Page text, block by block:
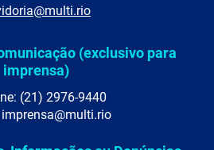
(exclusivo para
imprensa)
(21) 2976-9440
imprensa@multi.rio